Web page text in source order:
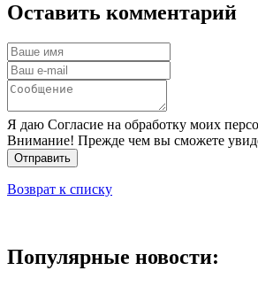
Оставить комментарий
Я даю Согласие на обработку моих
Внимание! Прежде чем вы сможете
Отправить
Возврат к списку
Популярные новости: